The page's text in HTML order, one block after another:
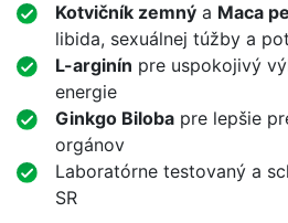
Kotvičník zemný a Maca
libida, sexuálnej túžby a
L-arginín pre uspokojivý
energie
Ginkgo Biloba pre lepšie
orgánov
Laboratórne testovaný a
SR